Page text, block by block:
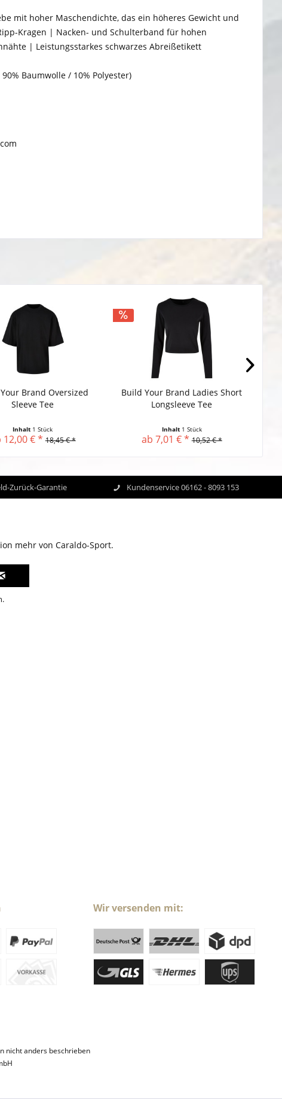
mit hoher Maschendichte, das ein höheres Gewicht und
Kragen | Nacken- und Schulterband für hohen
| Leistungsstarkes schwarzes Abreißetikett
Baumwolle / 10% Polyester)
Brand Oversized
Sleeve Tee
Inhalt 1 Stück
12,00 € * 18,45 € *
Build Your Brand Ladies Short
Longsleeve Tee
Inhalt 1 Stück
ab 7,01 € * 10,52 € *
Zurück-Garantie Kundenservice 06162 - 8093 153
mehr von Caraldo-Sport.
Wir versenden mit:
nicht anders beschrieben